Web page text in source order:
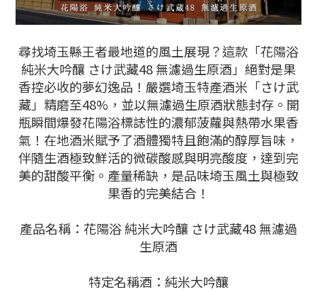
尋找埼玉縣王者最地道的風土展現？這款「花陽浴
純米大吟釀 さけ武藏48 無濾過生原酒」絕對是果
香控必收的夢幻逸品！嚴選埼玉特產酒米「さけ武
藏」精磨至48%，並以無濾過生原酒狀態封存。開
瓶瞬間爆發花陽浴標誌性的濃郁菠蘿與熱帶水果香
氣！在地酒米賦予了酒體獨特且飽滿的醇厚旨味，
伴隨生酒極致鮮活的微碳酸感與明亮酸度，達到完
美的甜酸平衡。產量稀缺，是品味埼玉風土與極致
果香的完美結合！
產品名稱：花陽浴 純米大吟釀 さけ武藏48 無濾過
生原酒
特定名稱酒：純米大吟釀